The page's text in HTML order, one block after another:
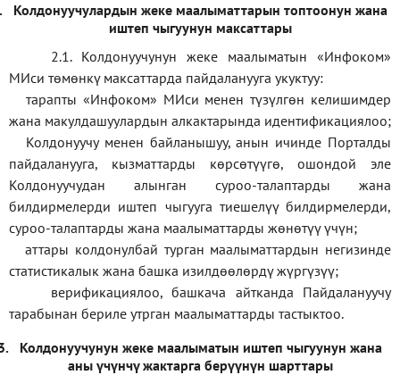
Колдонуучулардын жеке маалыматтарын топтоонун жана
иштеп чыгуунун максаттары
2.1. Колдонуучунун жеке маалыматын «Инфоком»
МИси төмөнкү максаттарда пайдаланууга укуктуу:
тарапты «Инфоком» МИси менен түзүлгөн келишимдер
жана макулдашуулардын алкактарында идентификациялоо;
Колдонуучу менен байланышуу, анын ичинде Порталды
пайдаланууга, кызматтарды көрсөтүүгө, ошондой эле
Колдонуучудан алынган суроо-талаптарды жана
билдирмелерди иштеп чыгууга тиешелүү билдирмелерди,
суроо-талаптарды жана маалыматтарды жөнөтүү үчүн;
аттары колдонулбай турган маалыматтардын негизинде
статистикалык жана башка изилдөөлөрдү жүргүзүү;
верификациялоо,башкача айтканда Пайдалануучу
тарабынан бериле утрган маалыматтарды тастыктоо.
Колдонуучунун жеке маалыматын иштеп чыгуунун жана
аны үчүнчү жактарга берүүнүн шарттары